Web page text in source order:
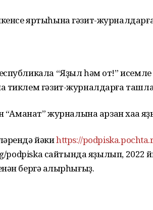
яртыһына гәзит-журналдарға
“Яҙыл һәм от!”
гәзит-журналдарға
“Аманат” журналына арзан хаҡҡа
йәкиhttps://
podpiska сайтында яҙылып,
бергә ҡалырһығыҙ.